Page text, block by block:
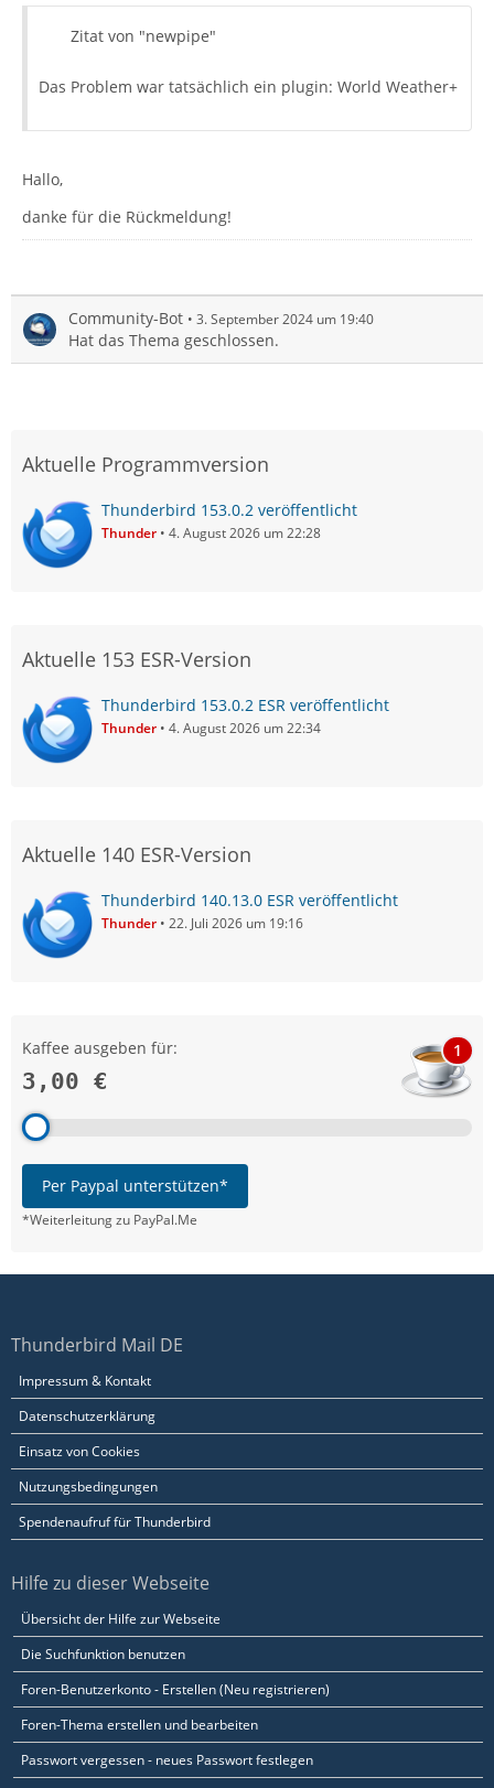
Zitat von "newpipe"
Das Problem war tatsächlich ein plugin: World Weather+
Hallo,
danke für die Rückmeldung!
Community-Bot 3. September 2024 um 19:40
Hat das Thema geschlossen.
Aktuelle Programmversion
Thunderbird 153.0.2 veröffentlicht
Thunder 4. August 2026 um 22:28
Aktuelle 153 ESR-Version
Thunderbird 153.0.2 ESR veröffentlicht
Thunder 4. August 2026 um 22:34
Aktuelle 140 ESR-Version
Thunderbird 140.13.0 ESR veröffentlicht
Thunder 22. Juli 2026 um 19:16
Kaffee ausgeben für:
3,00 €
1
Per Paypal unterstützen*
*Weiterleitung zu PayPal.Me
Thunderbird Mail DE
Impressum & Kontakt
Datenschutzerklärung
Einsatz von Cookies
Nutzungsbedingungen
Spendenaufruf für Thunderbird
Hilfe zu dieser Webseite
Übersicht der Hilfe zur Webseite
Die Suchfunktion benutzen
Foren-Benutzerkonto - Erstellen (Neu registrieren)
Foren-Thema erstellen und bearbeiten
Passwort vergessen - neues Passwort festlegen